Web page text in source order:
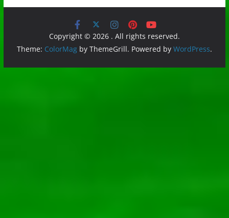
Copyright © 2026 . All rights reserved.
Theme: ColorMagby ThemeGrill. Powered by WordPress.